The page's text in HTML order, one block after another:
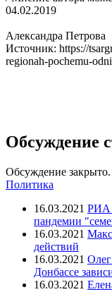
04.02.2019
Александра Петрова
Источник: https://
regionah-pochemu-
Обсуждение
Обсуждение закрыто.
Политика
16.03.2021 РИА
пандемии
16.03.2021
действий
16.03.2021
Донбассе
16.03.2021